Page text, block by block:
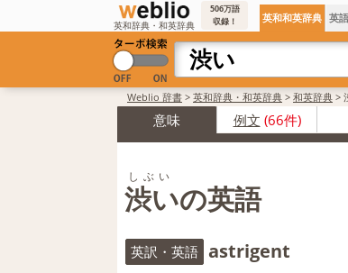
英和辞典・和英辞典
506万語
収録！
英和和英辞典 英
Weblio 辞書 > 英和辞典・和英辞典 > 和英辞典 >
意味 例文 (66件)
渋いの英語
しぶい
英訳・英語 astrigent